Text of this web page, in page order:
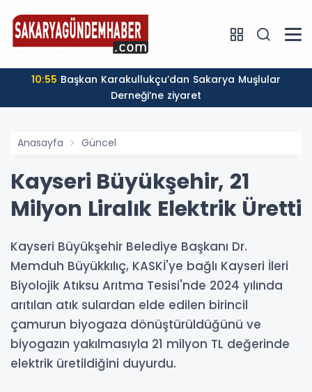
10:55
Derneği’ne ziyaret
Anasayfa Güncel
Kayseri Büyükşehir, 21
Milyon Liralık Elektrik Üretti
Kayseri Büyükşehir Belediye Başkanı Dr.
Memduh Büyükkılıç, KASKİ'ye bağlı Kayseri İleri
Biyolojik Atıksu Arıtma Tesisi'nde 2024 yılında
arıtılan atık sulardan elde edilen birincil
çamurun biyogaza dönüştürüldüğünü ve
biyogazın yakılmasıyla 21 milyon TL değerinde
elektrik üretildiğini duyurdu.